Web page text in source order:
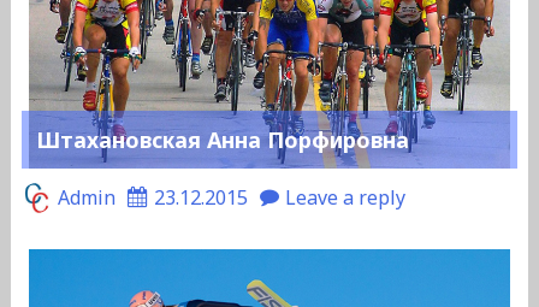
Штахановская Анна Порфировна
Admin 23.12.2015 Leave a reply